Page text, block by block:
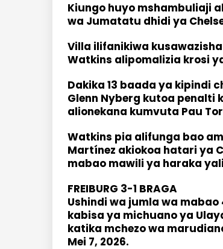
Kiungo huyo mshambuliaji
wa Jumatatu dhidi ya
Villa ilifanikiwa
Watkins alipomalizia krosi
Dakika 13 baada ya kipindi
Glenn Nyberg kutoa penalti
alionekana kumvuta Pau
Watkins pia alifunga bao
Martínez akiokoa hatari ya
mabao mawili ya haraka
FREIBURG 3-1 BRAGA
Ushindi wa jumla wa
kabisa ya michuano ya
katika mchezo wa
Mei 7, 2026.